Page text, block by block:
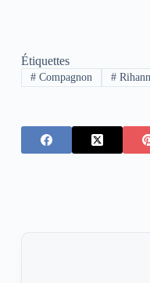
Étiquettes
#Compagnon #